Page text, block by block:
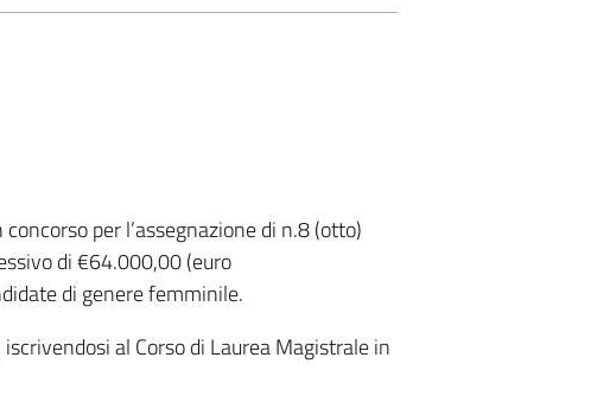
per l’assegnazione di n.8 (otto)
di €64.000,00 (euro
di genere femminile.
al Corso di Laurea Magistrale in